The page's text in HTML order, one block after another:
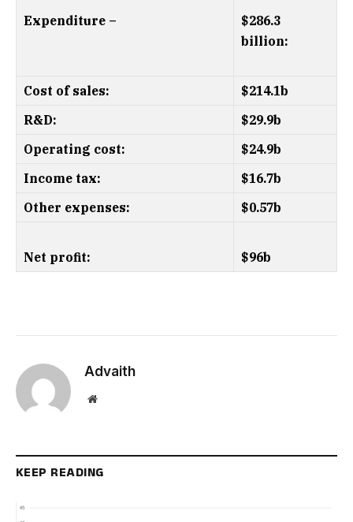
Expenditure –
$286.3
billion:
Cost of sales:
$214.1b
R&D:
$29.9b
Operating cost:
$24.9b
Income tax:
$16.7b
Other expenses:
$0.57b
Net profit: $96b
Advaith
Website
KEEP READING